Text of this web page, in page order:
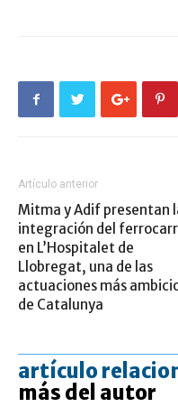
Artículo anterior
Mitma y Adif presentan
integración del
en L’Hospitalet de
Llobregat, una de las
actuaciones más
de Catalunya
artículo
más del autor